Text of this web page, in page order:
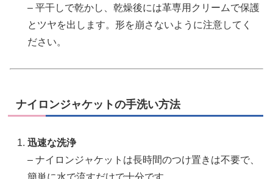
– 平干しで乾かし、乾燥後には革専用クリームで保護
とツヤを出します。形を崩さないように注意してく
ださい。
ナイロンジャケットの手洗い方法
迅速な洗浄
– ナイロンジャケットは長時間のつけ置きは不要で、
簡単に水で流すだけで十分です。